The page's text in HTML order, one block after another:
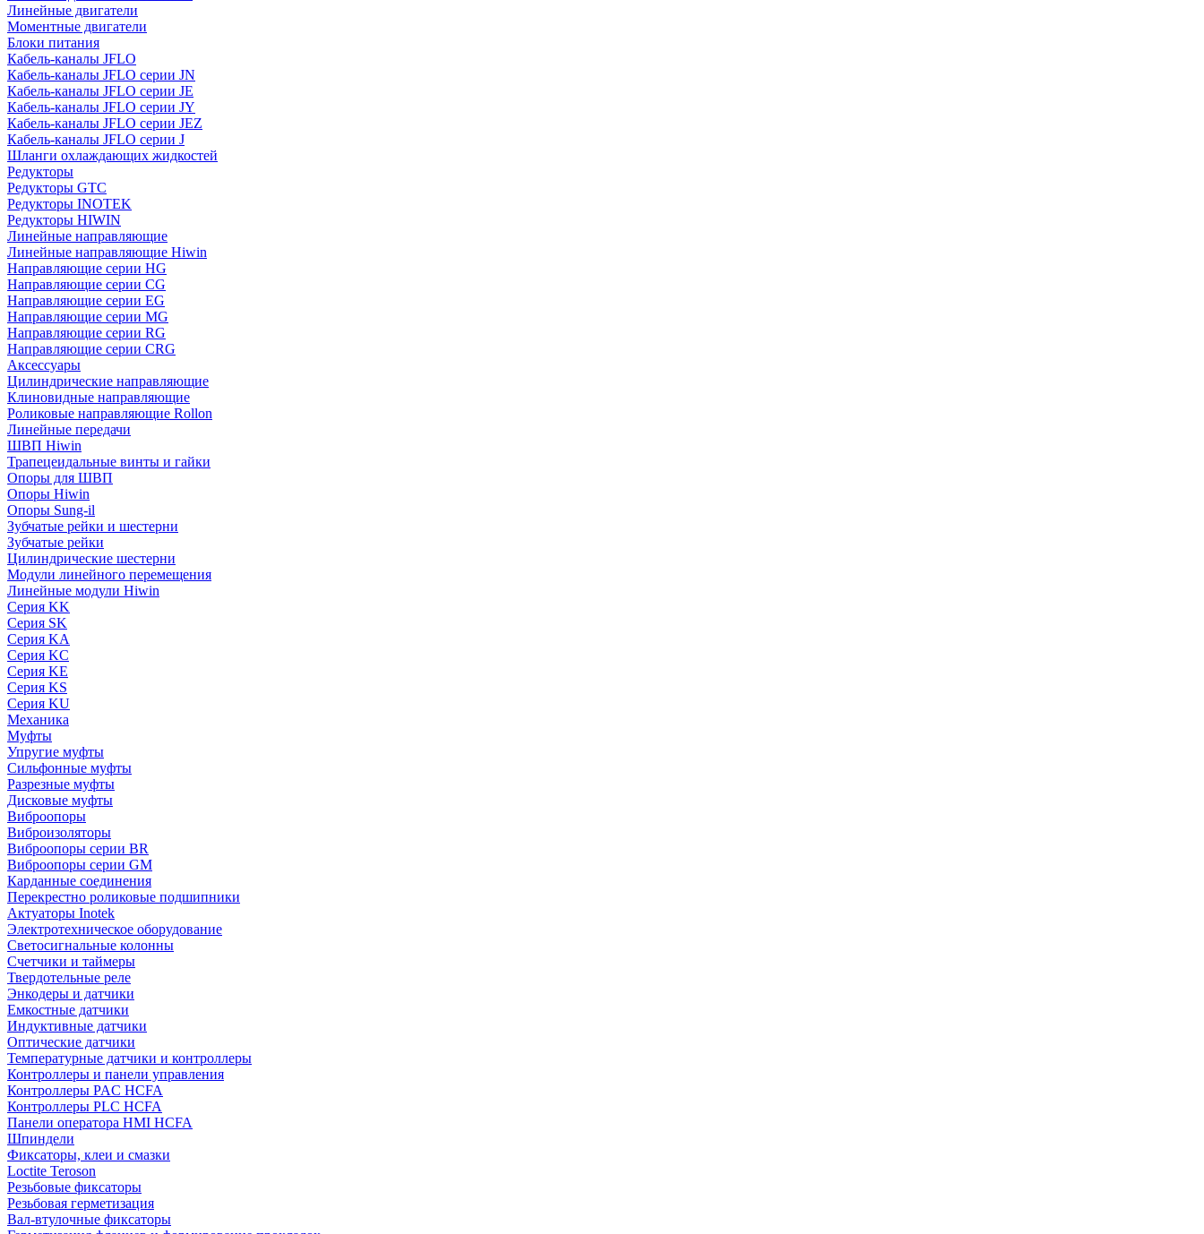
Линейные двигатели
Моментные двигатели
Блоки питания
Кабель-каналы JFLO
Кабель-каналы JFLO серии JN
Кабель-каналы JFLO серии JE
Кабель-каналы JFLO серии JY
Кабель-каналы JFLO серии JEZ
Кабель-каналы JFLO серии J
Шланги охлаждающих жидкостей
Редукторы
Редукторы GTC
Редукторы INOTEK
Редукторы HIWIN
Линейные направляющие
Линейные направляющие Hiwin
Направляющие серии HG
Направляющие серии CG
Направляющие серии EG
Направляющие серии MG
Направляющие серии RG
Направляющие серии CRG
Аксессуары
Цилиндрические направляющие
Клиновидные направляющие
Роликовые направляющие Rollon
Линейные передачи
ШВП Hiwin
Трапецеидальные винты и гайки
Опоры для ШВП
Опоры Hiwin
Опоры Sung-il
Зубчатые рейки и шестерни
Зубчатые рейки
Цилиндрические шестерни
Модули линейного перемещения
Линейные модули Hiwin
Серия KK
Серия SK
Серия KA
Серия KC
Серия KE
Серия KS
Серия KU
Механика
Муфты
Упругие муфты
Сильфонные муфты
Разрезные муфты
Дисковые муфты
Виброопоры
Виброизоляторы
Виброопоры серии BR
Виброопоры серии GM
Карданные соединения
Перекрестно роликовые подшипники
Актуаторы Inotek
Электротехническое оборудование
Светосигнальные колонны
Счетчики и таймеры
Твердотельные реле
Энкодеры и датчики
Емкостные датчики
Индуктивные датчики
Оптические датчики
Температурные датчики и контроллеры
Контроллеры и панели управления
Контроллеры PAC HCFA
Контроллеры PLC HCFA
Панели оператора HMI HCFA
Шпиндели
Фиксаторы, клеи и смазки
Loctite Teroson
Резьбовые фиксаторы
Резьбовая герметизация
Вал-втулочные фиксаторы